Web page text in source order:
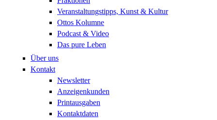
Veranstaltungstipps, Kunst & Kultur
Ottos Kolumne
Podcast & Video
Das pure Leben
Über uns
Kontakt
Newsletter
Anzeigenkunden
Printausgaben
Kontaktdaten